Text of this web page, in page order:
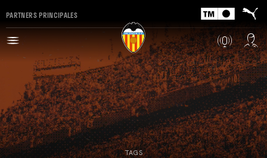
PARTNERS PRINCIPALES
TAGS